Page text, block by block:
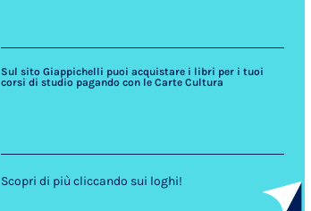
Sul sito Giappichelli puoi acquistare i libri per i tuoi
corsi di studio pagando con le Carte Cultura
Scopri di più cliccando sui loghi!